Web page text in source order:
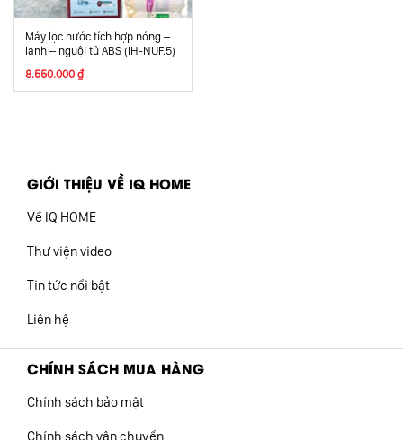
Máy lọc nước tích hợp nóng –
lạnh – nguội tủ ABS (IH-NUF.5)
8.550.000 ₫
GIỚI THIỆU VỀ IQ HOME
Về IQ HOME
Thư viện video
Tin tức nổi bật
Liên hệ
CHÍNH SÁCH MUA HÀNG
Chính sách bảo mật
Chính sách vận chuyển